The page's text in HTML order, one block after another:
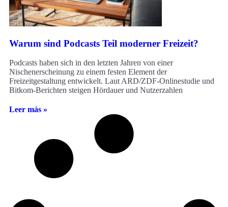
Warum sind Podcasts Teil moderner Freizeit?
Podcasts haben sich in den letzten Jahren von einer
Nischenerscheinung zu einem festen Element der
Freizeitgestaltung entwickelt. Laut ARD/ZDF-Onlinestudie und
Bitkom-Berichten steigen Hördauer und Nutzerzahlen
Leer más »